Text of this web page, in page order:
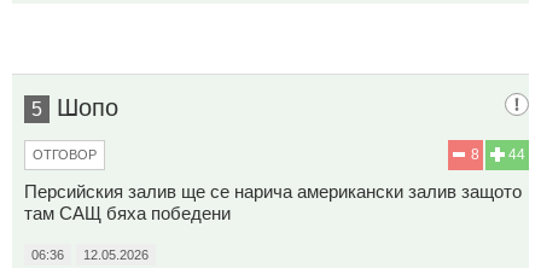
5 Шопо
44
8
ОТГОВОР
Персийския залив ще се нарича американски залив защото
там САЩ бяха победени
06:36 12.05.2026